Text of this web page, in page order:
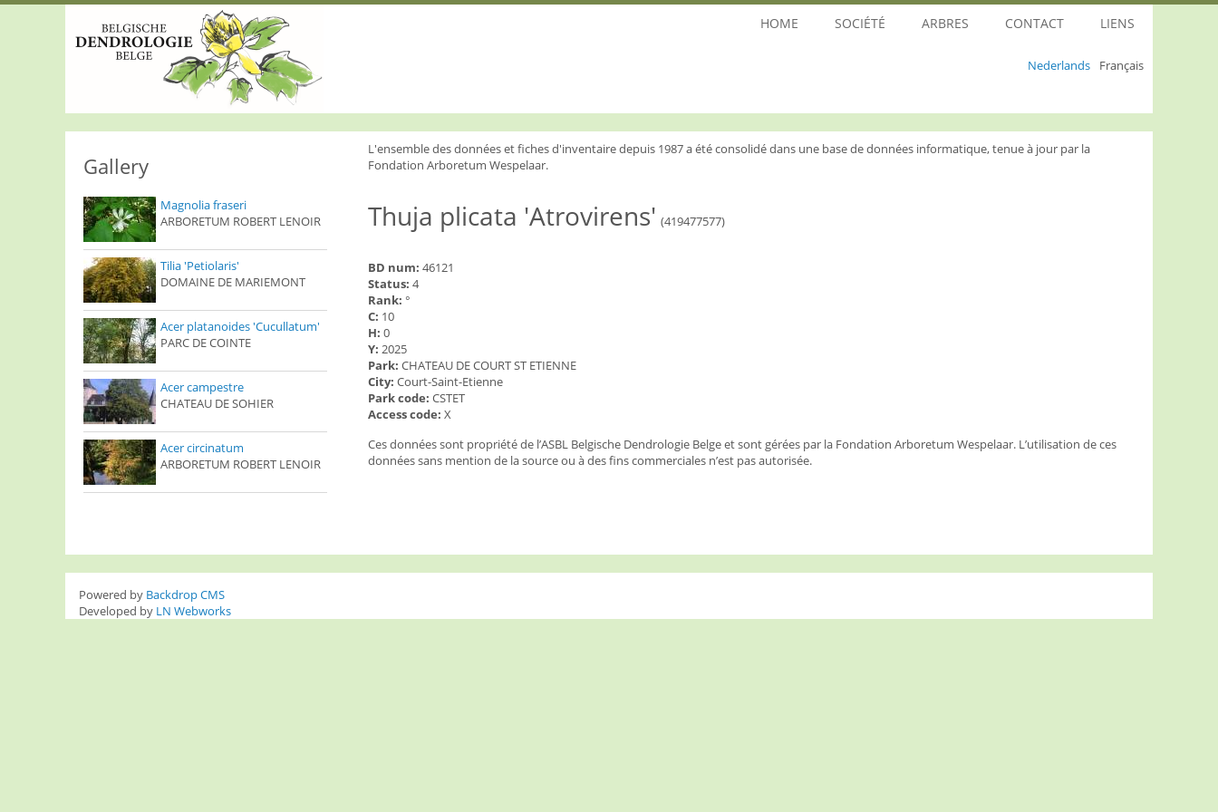
Nederlands Français
HOME SOCIÉTÉ ARBRES CONTACT LIENS
L'ensemble des données et fiches d'inventaire depuis 1987 a été consolidé dans une base de données informatique, tenue à jour par la
Fondation Arboretum Wespelaar.
Thuja plicata 'Atrovirens' (419477577)
BD num: 46121
Status: 4
Rank: °
C: 10
H: 0
Y: 2025
Park: CHATEAU DE COURT ST ETIENNE
City: Court-Saint-Etienne
Park code: CSTET
Access code: X
Ces données sont propriété de l’ASBL Belgische Dendrologie Belge et sont gérées par la Fondation Arboretum Wespelaar. L’utilisation de ces
données sans mention de la source ou à des fins commerciales n’est pas autorisée.
Gallery
Magnolia fraseri
ARBORETUM ROBERT LENOIR
Tilia 'Petiolaris'
DOMAINE DE MARIEMONT
Acer platanoides 'Cucullatum'
PARC DE COINTE
Acer campestre
CHATEAU DE SOHIER
Acer circinatum
ARBORETUM ROBERT LENOIR
Powered by Backdrop CMS
Developed by LN Webworks